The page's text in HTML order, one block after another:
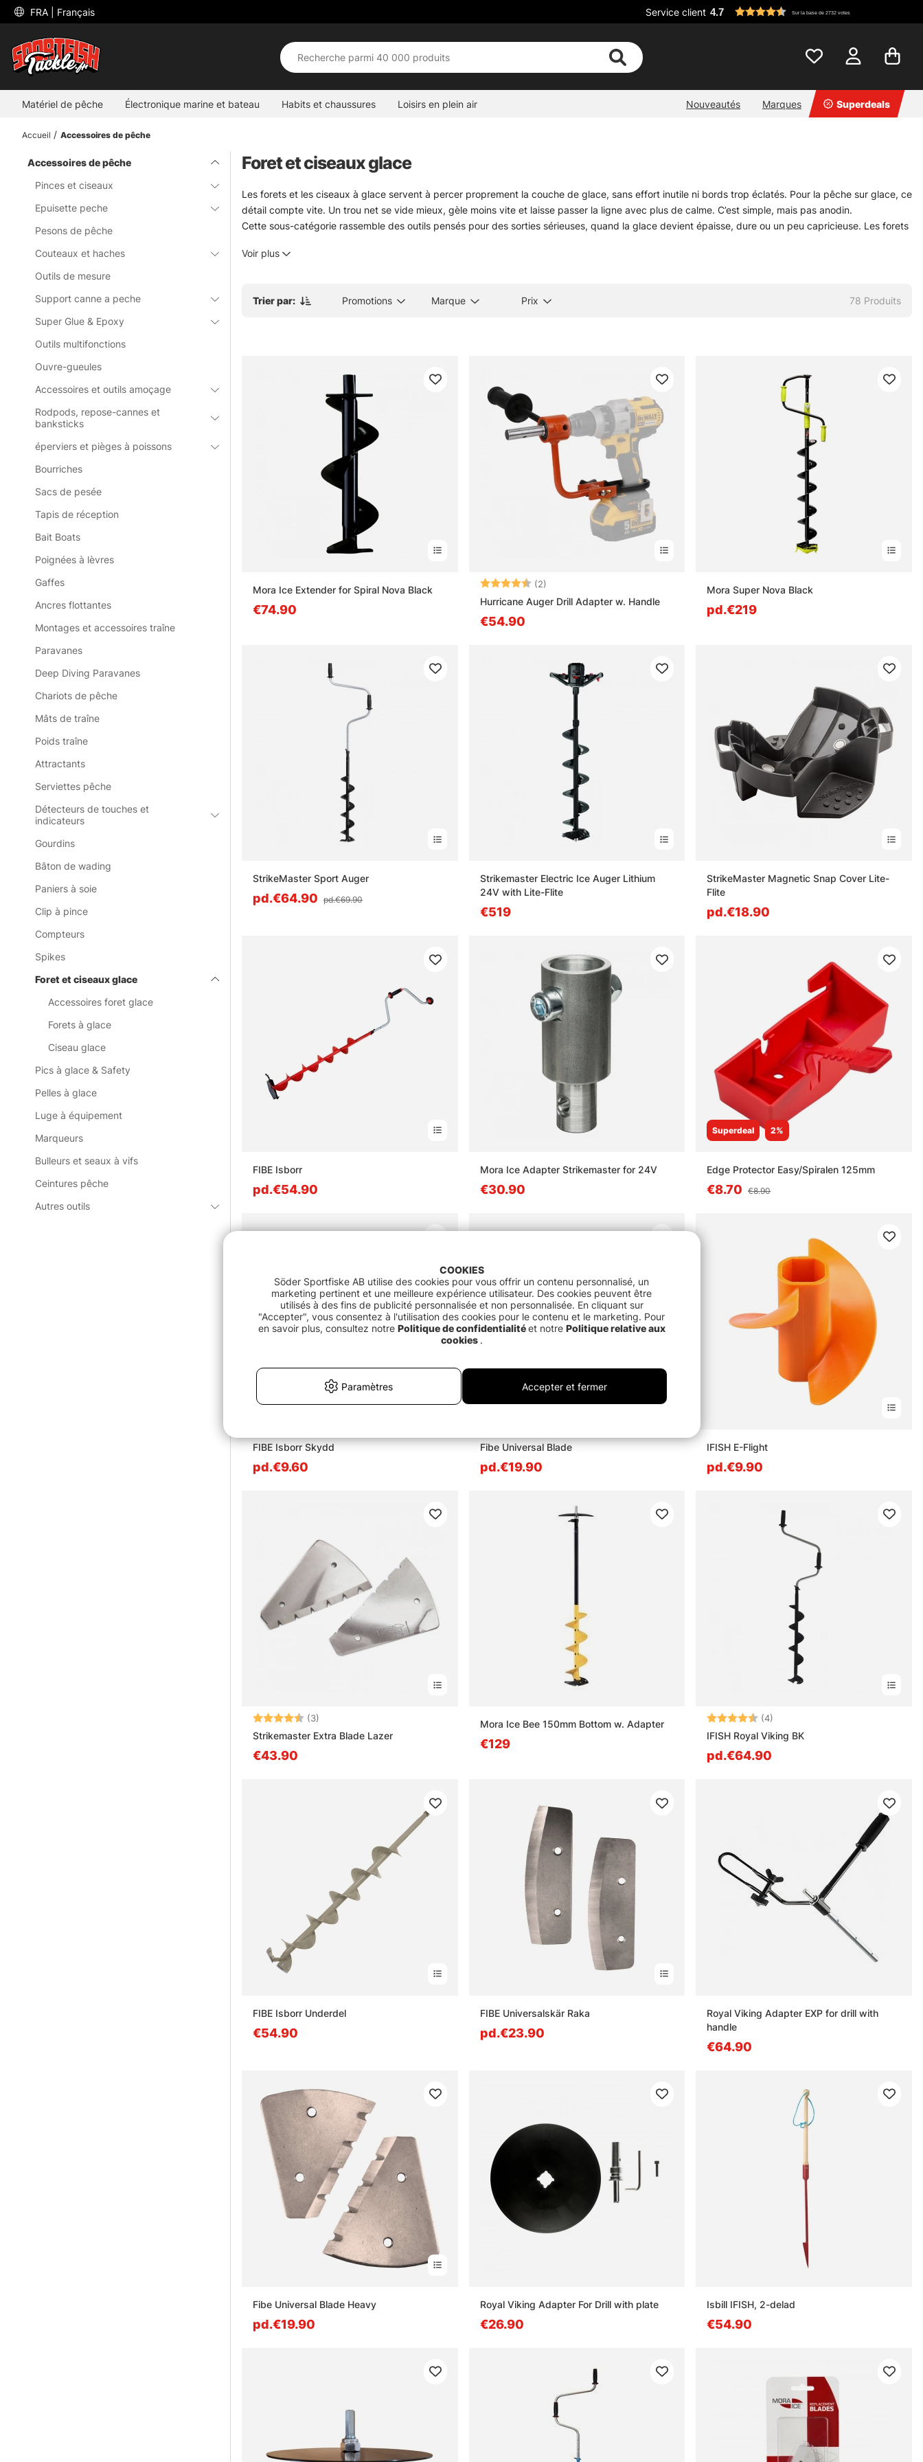
FRA | Français Service client 4.7 Sur la base de 2732 votes
Matériel de pêche Électronique marine et bateau Habits et chaussures Loisirs en plein air Nouveautés Marques Superdeals
Accueil Accessoires de pêche
Accessoires de pêche
Pinces et ciseaux
Epuisette peche
Pesons de pêche
Couteaux et haches
Outils de mesure
Support canne a peche
Super Glue & Epoxy
Outils multifonctions
Ouvre-gueules
Accessoires et outils amoçage
Rodpods, repose-cannes et
banksticks
éperviers et pièges à poissons
Bourriches
Sacs de pesée
Tapis de réception
Bait Boats
Poignées à lèvres
Gaffes
Ancres flottantes
Montages et accessoires traîne
Paravanes
Deep Diving Paravanes
Chariots de pêche
Mâts de traîne
Poids traîne
Attractants
Serviettes pêche
Détecteurs de touches et
indicateurs
Gourdins
Bâton de wading
Paniers à soie
Clip à pince
Compteurs
Spikes
Foret et ciseaux glace
Accessoires foret glace
Forets à glace
Ciseau glace
Pics à glace & Safety
Pelles à glace
Luge à équipement
Marqueurs
Bulleurs et seaux à vifs
Ceintures pêche
Autres outils
Foret et ciseaux glace
Les forets et les ciseaux à glace servent à percer proprement la couche de glace, sans effort inutile ni bords trop éclatés. Pour la pêche sur glace, ce
détail compte vite. Un trou net se vide mieux, gèle moins vite et laisse passer la ligne avec plus de calme. C’est simple, mais pas anodin.
Cette sous-catégorie rassemble des outils pensés pour des sorties sérieuses, quand la glace devient épaisse, dure ou un peu capricieuse. Les forets
reprendre une ouverture, ou gérer une situation un peu moins confortable. Le bon choix dépend surtout de l’épaisseur, du rythme de pêche et du
accessoires utiles au bord de l’eau.
Questions fréquentes sur les forets et ciseaux à glace
Qu’est-ce qu’un foret à glace ?
Qu’est-ce qu’un ciseau à glace ?
Quand utiliser un foret plutôt qu’un ciseau à glace ?
Voir plus
Trier par: Promotions Marque Prix 78 Produits
Mora Ice Extender for Spiral Nova Black
€74.90
Note: (2)
Hurricane Auger Drill Adapter w. Handle
€54.90
Mora Super Nova Black
pd.€219
StrikeMaster Sport Auger
pd.€64.90 pd.€69.90
Strikemaster Electric Ice Auger Lithium
24V with Lite-Flite
€519
StrikeMaster Magnetic Snap Cover Lite-
Flite
pd.€18.90
FIBE Isborr
pd.€54.90
Mora Ice Adapter Strikemaster for 24V
€30.90
Superdeal 2%
Edge Protector Easy/Spiralen 125mm
€8.70 €8.90
FIBE Isborr Skydd
pd.€9.60
Fibe Universal Blade
pd.€19.90
IFISH E-Flight
pd.€9.90
Note: (3)
Strikemaster Extra Blade Lazer
€43.90
Mora Ice Bee 150mm Bottom w. Adapter
€129
Note: (4)
IFISH Royal Viking BK
pd.€64.90
FIBE Isborr Underdel
€54.90
FIBE Universalskär Raka
pd.€23.90
Royal Viking Adapter EXP for drill with
handle
€64.90
Fibe Universal Blade Heavy
pd.€19.90
Royal Viking Adapter For Drill with plate
€26.90
Isbill IFISH, 2-delad
€54.90
COOKIES
Söder Sportfiske AB utilise des cookies pour vous offrir un contenu personnalisé, un
marketing pertinent et une meilleure expérience utilisateur. Des cookies peuvent être
utilisés à des fins de publicité personnalisée et non personnalisée. En cliquant sur
"Accepter", vous consentez à l'utilisation des cookies pour le contenu et le marketing. Pour
en savoir plus, consultez notre Politique de confidentialitéet notre Politique relative aux
cookies .
Paramètres Accepter et fermer